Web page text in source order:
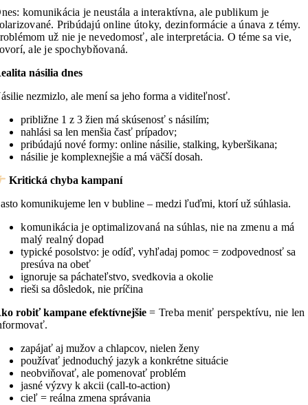
nes: komunikácia je neustála a interaktívna, ale publikum je
Pribúdajú online útoky, dezinformácie a únava z témy.
roblémom už nie je nevedomosť, ale interpretácia. O téme sa vie,
ale je spochybňovaná.
násilia dnes
nezmizlo, ale mení sa jeho forma a viditeľnosť.
približne 1 z 3 žien má skúsenosť s násilím;
nahlási sa len menšia časť prípadov;
pribúdajú nové formy: online násilie, stalking, kyberšikana;
násilie je komplexnejšie a má väčší dosah.
Kritická chyba kampaní
komunikujeme len v bubline – medzi ľuďmi, ktorí už súhlasia.
komunikácia je optimalizovaná na súhlas, nie na zmenu a má
malý realný dopad
typické posolstvo: je odíď, vyhľadaj pomoc = zodpovednosť sa
presúva na obeť
ignoruje sa páchateľstvo, svedkovia a okolie
rieši sa dôsledok, nie príčina
robiť kampane efektívnejšie= Treba meniť perspektívu, nie len
zapájať aj mužov a chlapcov, nielen ženy
používať jednoduchý jazyk a konkrétne situácie
neobviňovať, ale pomenovať problém
jasné výzvy k akcii (call-to-action)
cieľ = reálna zmena správania